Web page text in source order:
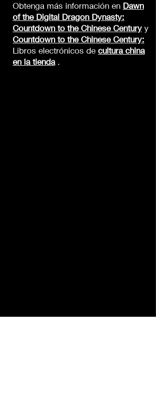
Obtenga más información en Dawn
of the Digital Dragon Dynasty:
Countdown to the Chinese Century y
Countdown to the Chinese Century:
Libros electrónicos de cultura china
en la tienda.